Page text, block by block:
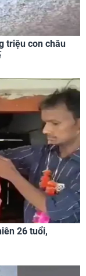
triệu con châu
26 tuổi,